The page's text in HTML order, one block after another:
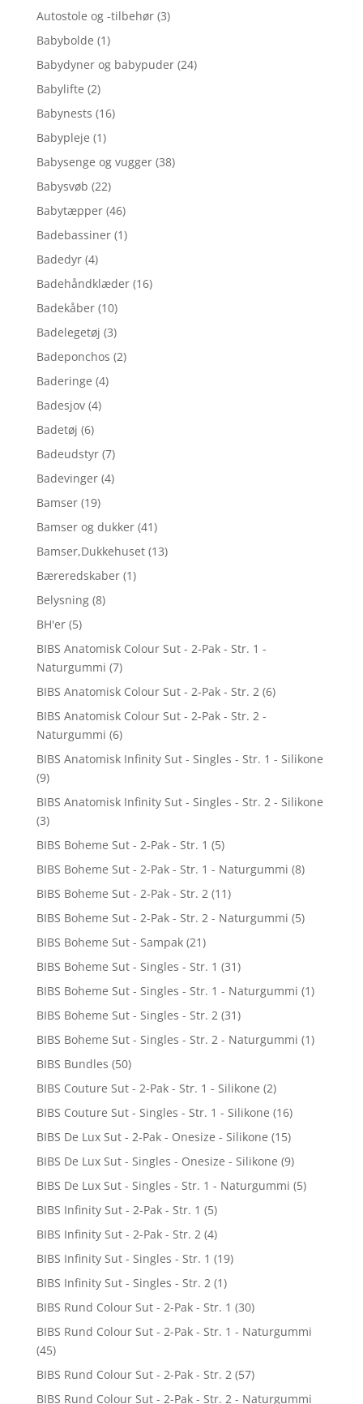
Autostole og -tilbehør (3)
Babybolde (1)
Babydyner og babypuder (24)
Babylifte (2)
Babynests (16)
Babypleje (1)
Babysenge og vugger (38)
Babysvøb (22)
Babytæpper (46)
Badebassiner (1)
Badedyr (4)
Badehåndklæder (16)
Badekåber (10)
Badelegetøj (3)
Badeponchos (2)
Baderinge (4)
Badesjov (4)
Badetøj (6)
Badeudstyr (7)
Badevinger (4)
Bamser (19)
Bamser og dukker (41)
Bamser,Dukkehuset (13)
Bæreredskaber (1)
Belysning (8)
BH'er (5)
BIBS Anatomisk Colour Sut - 2-Pak - Str. 1 -
Naturgummi (7)
BIBS Anatomisk Colour Sut - 2-Pak - Str. 2 (6)
BIBS Anatomisk Colour Sut - 2-Pak - Str. 2 -
Naturgummi (6)
BIBS Anatomisk Infinity Sut - Singles - Str. 1 - Silikone
(9)
BIBS Anatomisk Infinity Sut - Singles - Str. 2 - Silikone
(3)
BIBS Boheme Sut - 2-Pak - Str. 1 (5)
BIBS Boheme Sut - 2-Pak - Str. 1 - Naturgummi (8)
BIBS Boheme Sut - 2-Pak - Str. 2 (11)
BIBS Boheme Sut - 2-Pak - Str. 2 - Naturgummi (5)
BIBS Boheme Sut - Sampak (21)
BIBS Boheme Sut - Singles - Str. 1 (31)
BIBS Boheme Sut - Singles - Str. 1 - Naturgummi (1)
BIBS Boheme Sut - Singles - Str. 2 (31)
BIBS Boheme Sut - Singles - Str. 2 - Naturgummi (1)
BIBS Bundles (50)
BIBS Couture Sut - 2-Pak - Str. 1 - Silikone (2)
BIBS Couture Sut - Singles - Str. 1 - Silikone (16)
BIBS De Lux Sut - 2-Pak - Onesize - Silikone (15)
BIBS De Lux Sut - Singles - Onesize - Silikone (9)
BIBS De Lux Sut - Singles - Str. 1 - Naturgummi (5)
BIBS Infinity Sut - 2-Pak - Str. 1 (5)
BIBS Infinity Sut - 2-Pak - Str. 2 (4)
BIBS Infinity Sut - Singles - Str. 1 (19)
BIBS Infinity Sut - Singles - Str. 2 (1)
BIBS Rund Colour Sut - 2-Pak - Str. 1 (30)
BIBS Rund Colour Sut - 2-Pak - Str. 1 - Naturgummi
(45)
BIBS Rund Colour Sut - 2-Pak - Str. 2 (57)
BIBS Rund Colour Sut - 2-Pak - Str. 2 - Naturgummi